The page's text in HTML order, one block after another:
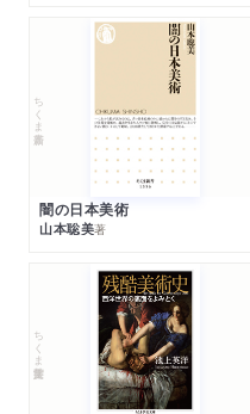
ちくま新書
闇の日本美術
山本聡美著
ちくま学芸文庫